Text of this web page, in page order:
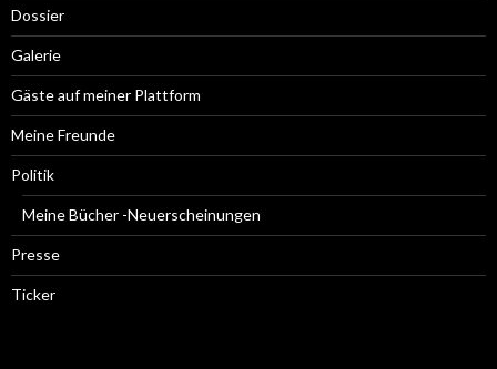
Dossier
Galerie
Gäste auf meiner Plattform
Meine Freunde
Politik
Meine Bücher -Neuerscheinungen
Presse
Ticker